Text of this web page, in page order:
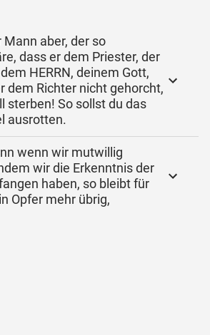
Mann aber, der so
dass er dem Priester, der
HERRN, deinem Gott,
dem Richter nicht gehorcht,
sterben! So sollst du das
ausrotten.
wenn wir mutwillig
wir die Erkenntnis der
haben, so bleibt für
Opfer mehr übrig,